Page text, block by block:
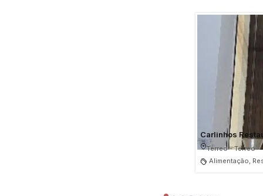
Carlinhos
Térreo - Térreo
Alimentação,